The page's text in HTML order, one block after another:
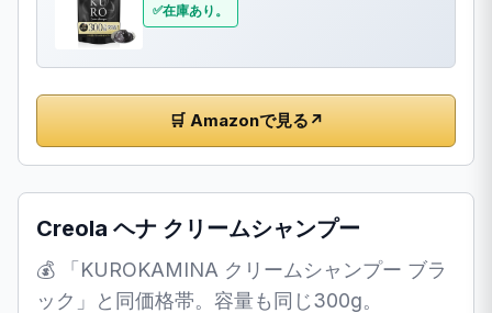
在庫あり。
🛒 Amazonで見る ↗
Creola ヘナ クリームシャンプー
💰 「KUROKAMINA クリームシャンプー ブラ
ック」と同価格帯。容量も同じ300g。